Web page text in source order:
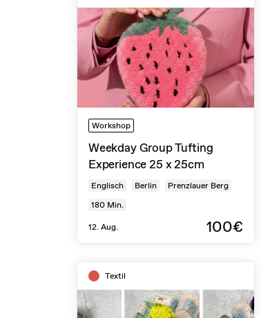
Workshop
Weekday Group Tufting
Experience 25 x 25cm
Englisch Berlin
Prenzlauer Berg
180 Min.
12. Aug.
100€
Textil